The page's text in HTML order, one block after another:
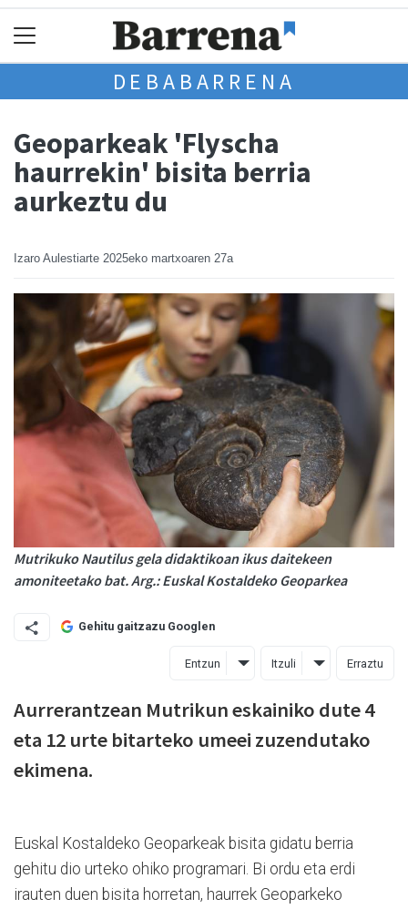
DEBABARRENA
Geoparkeak 'Flyscha
haurrekin' bisita berria
aurkeztu du
Izaro Aulestiarte 2025eko martxoaren 27a
Mutrikuko Nautilus gela didaktikoan ikus daitekeen
amoniteetako bat. Arg.: Euskal Kostaldeko Geoparkea
Gehitu gaitzazu Googlen
Entzun Itzuli Erraztu
Aurrerantzean Mutrikun eskainiko dute 4
eta 12 urte bitarteko umeei zuzendutako
ekimena.
Euskal Kostaldeko Geoparkeak bisita gidatu berria
gehitu dio urteko ohiko programari. Bi ordu eta erdi
irauten duen bisita horretan, haurrek Geoparkeko